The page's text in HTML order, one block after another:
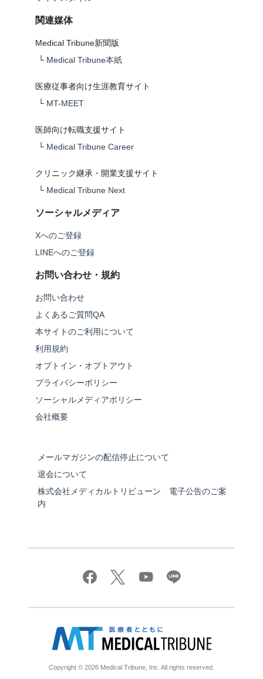
関連媒体
Medical Tribune新聞版
└ Medical Tribune本紙
医療従事者向け生涯教育サイト
└ MT-MEET
医師向け転職支援サイト
└ Medical Tribune Career
クリニック継承・開業支援サイト
└ Medical Tribune Next
ソーシャルメディア
Xへのご登録
LINEへのご登録
お問い合わせ・規約
お問い合わせ
よくあるご質問QA
本サイトのご利用について
利用規約
オプトイン・オプトアウト
プライバシーポリシー
ソーシャルメディアポリシー
会社概要
メールマガジンの配信停止について
退会について
株式会社メディカルトリビューン 電子公告のご案
内
Copyright © 2026 Medical Tribune, Inc. All rights reserved.